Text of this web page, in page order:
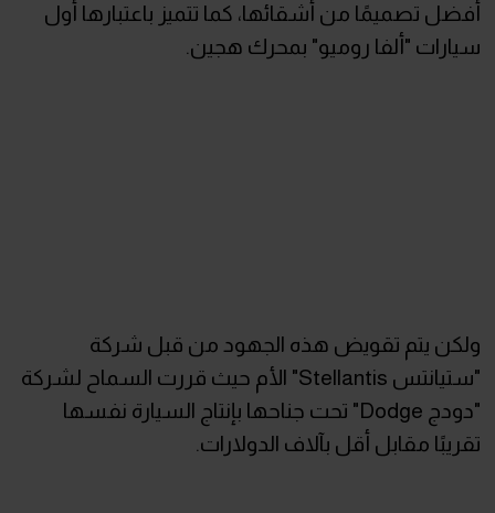
أفضل تصميمًا من أشقائها، كما تتميز باعتبارها أول
سيارات "ألفا روميو" بمحرك هجين.
ولكن يتم تقويض هذه الجهود من قبل شركة
"ستيانتس Stellantis" الأم حيث قررت السماح لشركة
"دودج Dodge" تحت جناحها بإنتاج السيارة نفسها
تقريبًا مقابل أقل بآلاف الدولارات.